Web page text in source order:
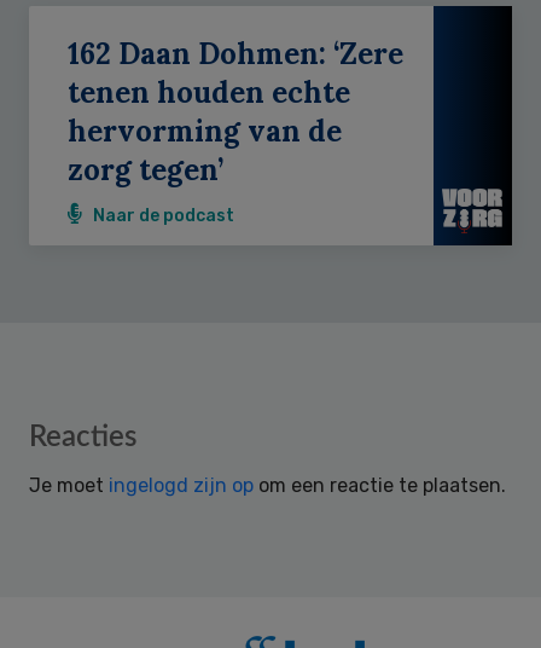
162 Daan Dohmen: ‘Zere
tenen houden echte
hervorming van de
zorg tegen’
Naar de podcast
Reader
Reacties
Je moet ingelogd zijn op om een reactie te plaatsen.